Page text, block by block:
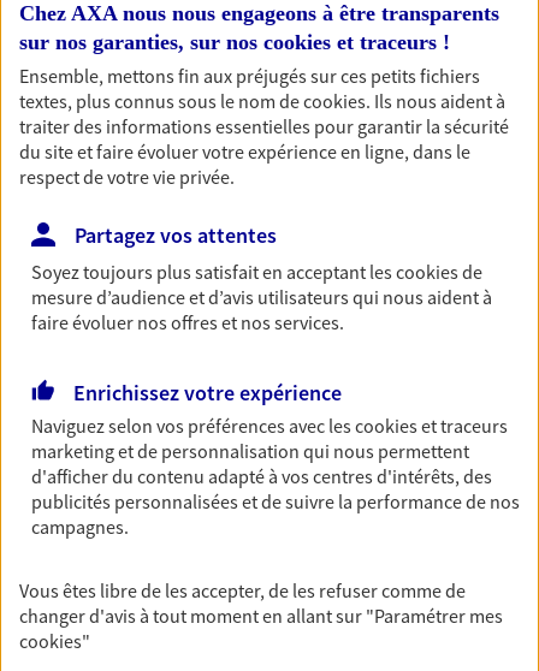
Nos expertises
Accompagner les
professionnels et les
entreprises
Comme vous, nous sommes des indépendants. Nous
bâtissons ensemble des solutions cohérentes pour
protéger votre activité, vos collaborateurs... mais aussi
Optimiser votre fiscalité
En procédant à un bilan social et patrimonial, nous vous
aidons à optimiser votre fiscalité. Ensemble, nous
trouvons des solutions : assurance retraite, assurance
Vous protéger et protéger vos
Chez AXA nous nous engageons à être transparents
sur nos garanties, sur nos cookies et traceurs !
Ensemble, mettons fin aux préjugés sur ces petits fichiers
textes, plus connus sous le nom decookies. Ils nous aident à
traiter des informations essentielles pour garantir la sécurité
du site et faire évoluer votre expérience en ligne, dans le
respect de votre vie privée.
Partagez vos attentes
Soyez toujours plus satisfait en acceptant lescookiesde
mesure d’audience et d’avis utilisateurs qui nous aident à
faire évoluer nos offres et nos services.
Enrichissez votre expérience
Naviguez selon vos préférences avec lescookies et traceurs
marketing et de personnalisation qui nous permettent
d'afficher du contenu adapté à vos centres d'intérêts, des
publicités personnalisées et de suivre la performance de nos
campagnes.
Vous êtes libre de les accepter, de les refuser comme de
changer d'avis à tout moment en allant sur "Paramétrer mes
cookies"